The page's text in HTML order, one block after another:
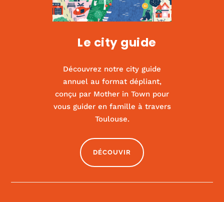
Le city guide
Découvrez notre city guide
annuel au format dépliant,
conçu par Mother in Town pour
vous guider en famille à travers
Toulouse.
DÉCOUVIR